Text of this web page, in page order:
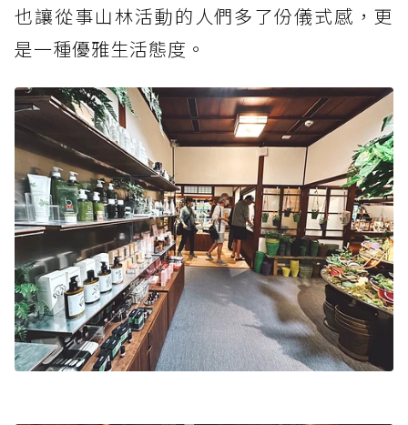
也讓從事山林活動的人們多了份儀式感，更
是一種優雅生活態度。